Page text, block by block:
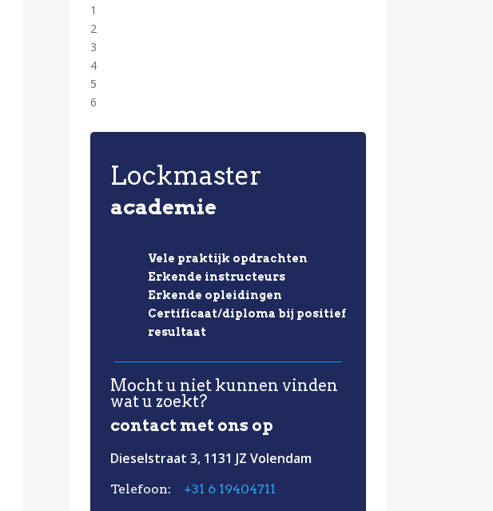
1
2
3
4
5
6
Lockmaster
academie
Vele praktijk opdrachten
Erkende instructeurs
Erkende opleidingen
Certificaat/diploma bij positief
resultaat
Mocht u niet kunnen vinden
wat u zoekt?
contact met ons op
Dieselstraat 3, 1131 JZ Volendam
Telefoon: +31 6 19404711